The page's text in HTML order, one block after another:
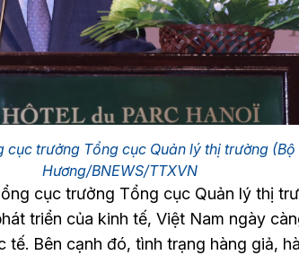
cục trưởng Tổng cục Quản lý thị trường
Hương/BNEWS/TTXVN
cục trưởng Tổng cục Quản lý thị
triển của kinh tế, Việt Nam ngày
Bên cạnh đó, tình trạng hàng giả,